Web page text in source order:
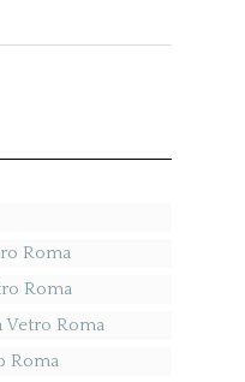
Roma
Roma
Vetro Roma
Roma